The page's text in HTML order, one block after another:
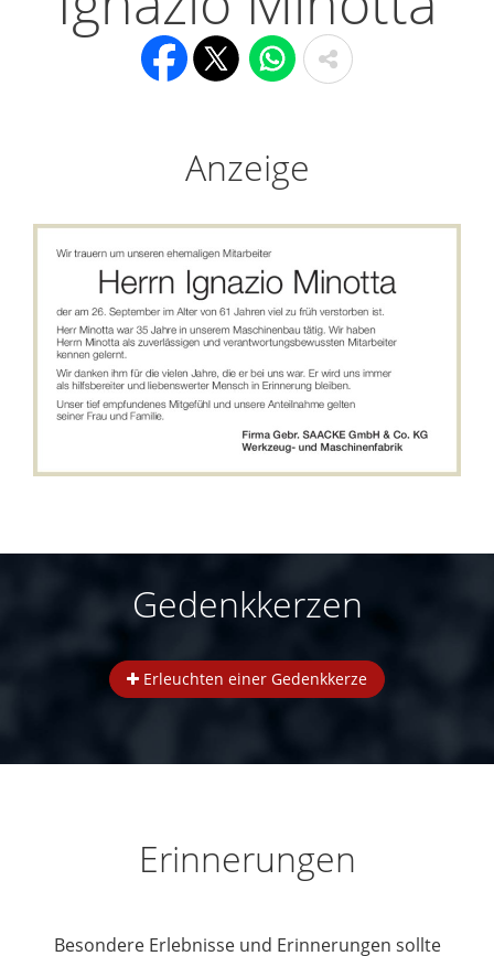
Anzeige
Gedenkkerzen
Erleuchten einer Gedenkkerze
Erinnerungen
Besondere Erlebnisse und Erinnerungen sollte